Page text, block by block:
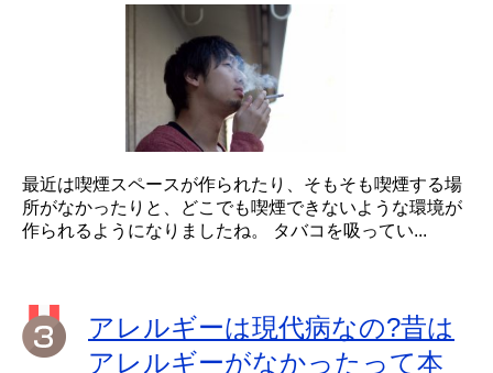
最近は喫煙スペースが作られたり、そもそも喫煙する場
所がなかったりと、どこでも喫煙できないような環境が
作られるようになりましたね。 タバコを吸ってい...
アレルギーは現代病なの?昔は
アレルギーがなかったって本